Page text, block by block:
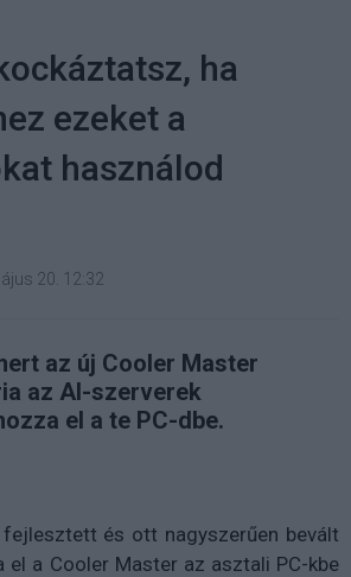
ha
ezeket a
használod
20. 12:32
az új Cooler Master
az AI-szerverek
el a te PC-dbe.
és ott nagyszerűen bevált
a Cooler Master az asztali PC-kbe